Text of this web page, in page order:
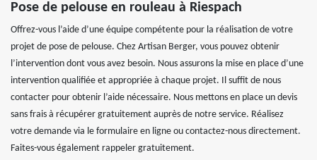
Pose de pelouse en rouleau à Riespach
Offrez-vous l’aide d’une équipe compétente pour la réalisation de votre
projet de pose de pelouse. Chez Artisan Berger, vous pouvez obtenir
l’intervention dont vous avez besoin. Nous assurons la mise en place d’une
intervention qualifiée et appropriée à chaque projet. Il suffit de nous
contacter pour obtenir l’aide nécessaire. Nous mettons en place un devis
sans frais à récupérer gratuitement auprès de notre service. Réalisez
votre demande via le formulaire en ligne ou contactez-nous directement.
Faites-vous également rappeler gratuitement.